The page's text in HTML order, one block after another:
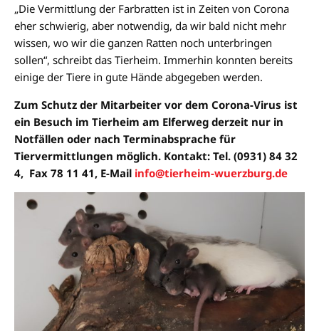
„Die Vermittlung der Farbratten ist in Zeiten von Corona
eher schwierig, aber notwendig, da wir bald nicht mehr
wissen, wo wir die ganzen Ratten noch unterbringen
sollen“, schreibt das Tierheim. Immerhin konnten bereits
einige der Tiere in gute Hände abgegeben werden.
Zum Schutz der Mitarbeiter vor dem Corona-Virus ist
ein Besuch im Tierheim am Elferweg derzeit nur in
Notfällen oder nach Terminabsprache für
Tiervermittlungen möglich. Kontakt: Tel. (0931) 84 32
4, Fax 78 11 41, E-Mail info@tierheim-wuerzburg.de